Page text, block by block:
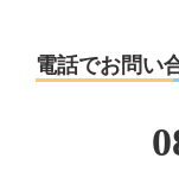
電話でお問い